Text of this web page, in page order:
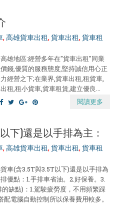
, 高雄貨車出租, 貨車出租, 貨車租
雄地區:經營多年在"貨車出租"同業
錢,優質的服務態度,堅持誠信用心正
經營之下;在業界,貨車出租,租貨車,
租,租小貨車,貨車租賃,建立優良...
閱讀更多
下)還是以手排為主：
, 高雄貨車出租, 貨車出租, 貨車租
車(含3.5T與3.5T以下)還是以手排為
優點：1.手排車省油。2.好保養。3.
缺點)：1.駕駛疲勞度，不用頻繁踩
電腦自動控制所以保養費用較多。